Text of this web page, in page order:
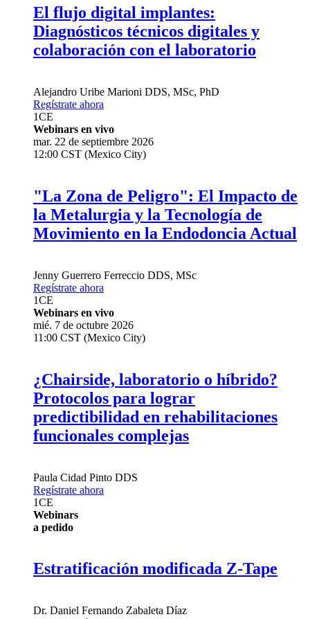
El flujo digital implantes:
Diagnósticos técnicos digitales y
colaboración con el laboratorio
Alejandro Uribe Marioni DDS, MSc, PhD
Regístrate ahora
1CE
Webinars en vivo
mar. 22 de septiembre 2026
12:00 CST (Mexico City)
"La Zona de Peligro": El Impacto de
la Metalurgia y la Tecnología de
Movimiento en la Endodoncia Actual
Jenny Guerrero Ferreccio DDS, MSc
Regístrate ahora
1CE
Webinars en vivo
mié. 7 de octubre 2026
11:00 CST (Mexico City)
¿Chairside, laboratorio o híbrido?
Protocolos para lograr
predictibilidad en rehabilitaciones
funcionales complejas
Paula Cidad Pinto DDS
Regístrate ahora
1CE
Webinars
a pedido
Estratificación modificada Z-Tape
Dr. Daniel Fernando Zabaleta Díaz